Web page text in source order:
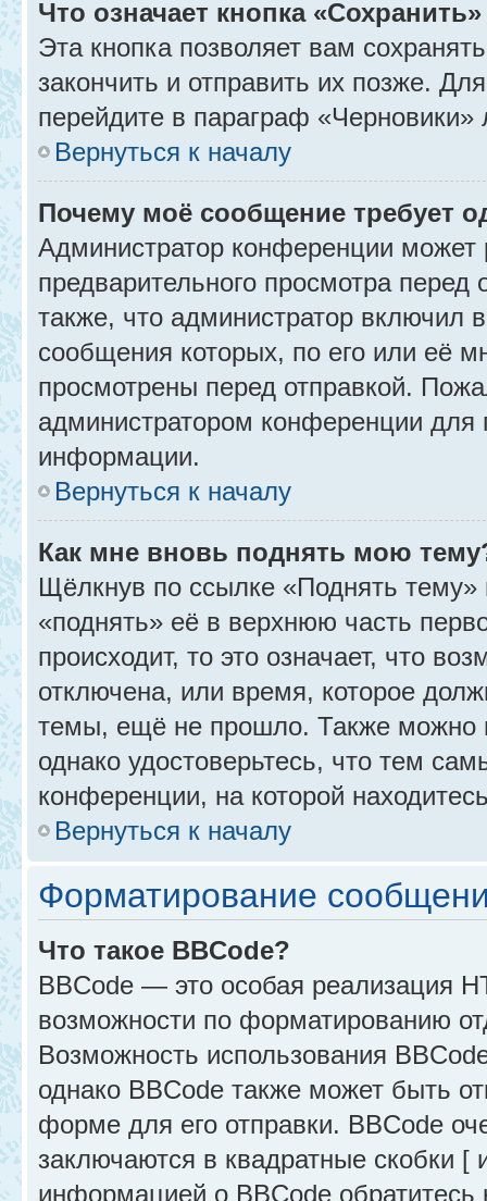
Что означает кнопка
Эта кнопка позволяет вам
закончить и отправить их позже.
перейдите в параграф «Черновики»
Вернуться к началу
Почему моё сообщение требует
Администратор конференции
предварительного просмотра
также, что администратор включил
сообщения которых, по его или её
просмотрены перед отправкой.
администратором конференции для
информации.
Вернуться к началу
Как мне вновь поднять мою
Щёлкнув по ссылке «Поднять
«поднять» её в верхнюю часть
происходит, то это означает, что
отключена, или время, которое
темы, ещё не прошло. Также можно
однако удостоверьтесь, что тем
конференции, на которой
Вернуться к началу
Форматирование
Что такое BBCode?
BBCode — это особая реализация
возможности по форматированию
Возможность использования
однако BBCode также может быть
форме для его отправки. BBCode
заключаются в квадратные скобки
информацией о BBCode обратитесь